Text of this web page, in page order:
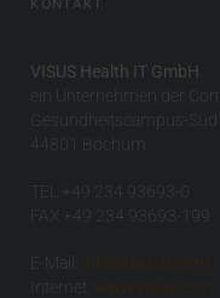
VISUS Health IT GmbH
ein Unternehmen der
Gesundheitscampus-Süd
44801 Bochum
TEL +49 234 93693-0
FAX +49 234 93693-199
E-Mail:
info(at)visus.com
Internet:
www.visus.com